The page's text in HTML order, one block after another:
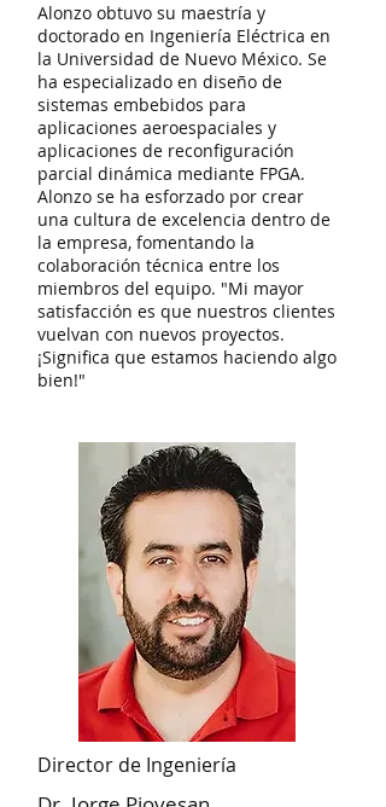
Alonzo obtuvo su maestría y
doctorado en Ingeniería Eléctrica en
la Universidad de Nuevo México. Se
ha especializado en diseño de
sistemas embebidos para
aplicaciones aeroespaciales y
aplicaciones de reconfiguración
parcial dinámica mediante FPGA.
Alonzo se ha esforzado por crear
una cultura de excelencia dentro de
la empresa, fomentando la
colaboración técnica entre los
miembros del equipo. "Mi mayor
satisfacción es que nuestros clientes
vuelvan con nuevos proyectos.
¡Significa que estamos haciendo algo
bien!"
Director de Ingeniería